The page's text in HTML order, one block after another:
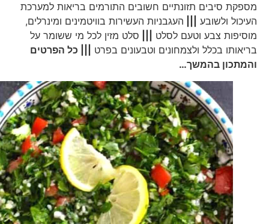
מספקת סיבים תזונתיים חשובים התורמים בריאות למערכת
העיכול ולשובע|||
העגבניות העשירות בוויטמינים ומינרלים,
מוסיפות צבע וטעם לסלט|||
סלט מזין לכל מי ששומר על
בריאותו בכלל ולצמחונים וטבעונים בפרט||| כל הפרטים
והמתכון בהמשך…